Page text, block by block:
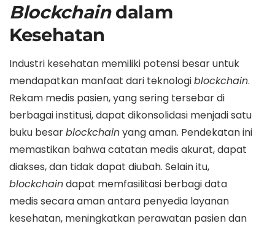
Blockchaindalam
Kesehatan
Industri kesehatan memiliki potensi besar untuk
mendapatkan manfaat dari teknologiblockchain.
Rekam medis pasien, yang sering tersebar di
berbagai institusi, dapat dikonsolidasi menjadi satu
buku besarblockchainyang aman. Pendekatan ini
memastikan bahwa catatan medis akurat, dapat
diakses, dan tidak dapat diubah. Selain itu,
blockchaindapat memfasilitasi berbagi data
medis secara aman antara penyedia layanan
kesehatan, meningkatkan perawatan pasien dan